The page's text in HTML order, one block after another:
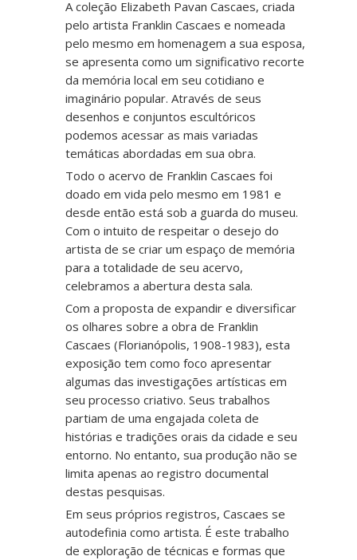
A coleção Elizabeth Pavan Cascaes, criada
pelo artista Franklin Cascaes e nomeada
pelo mesmo em homenagem a sua esposa,
se apresenta como um significativo recorte
da memória local em seu cotidiano e
imaginário popular. Através de seus
desenhos e conjuntos escultóricos
podemos acessar as mais variadas
temáticas abordadas em sua obra.
Todo o acervo de Franklin Cascaes foi
doado em vida pelo mesmo em 1981 e
desde então está sob a guarda do museu.
Com o intuito de respeitar o desejo do
artista de se criar um espaço de memória
para a totalidade de seu acervo,
celebramos a abertura desta sala.
Com a proposta de expandir e diversificar
os olhares sobre a obra de Franklin
Cascaes (Florianópolis, 1908-1983), esta
exposição tem como foco apresentar
algumas das investigações artísticas em
seu processo criativo. Seus trabalhos
partiam de uma engajada coleta de
histórias e tradições orais da cidade e seu
entorno. No entanto, sua produção não se
limita apenas ao registro documental
destas pesquisas.
Em seus próprios registros, Cascaes se
autodefinia como artista. É este trabalho
de exploração de técnicas e formas que